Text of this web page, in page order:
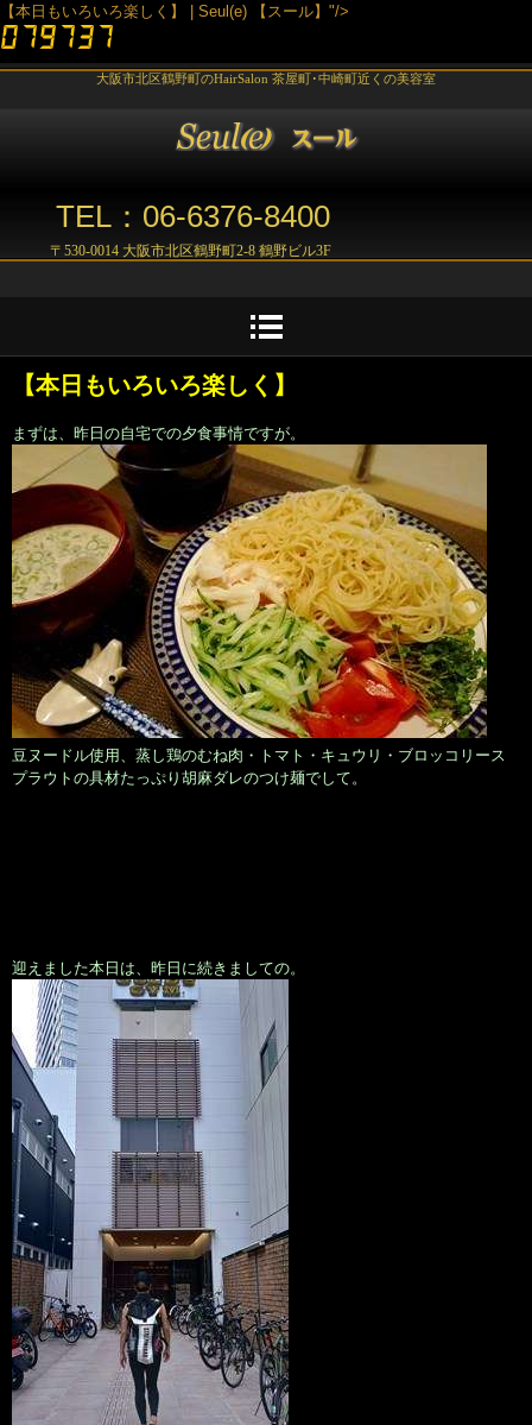
【本日もいろいろ楽しく】 | Seul(e) 【スール】"/>
大阪市北区鶴野町のHairSalon 茶屋町･中崎町近くの美容室
TEL：06-6376-8400
〒530-0014 大阪市北区鶴野町2-8 鶴野ビル3F
【本日もいろいろ楽しく】
まずは、昨日の自宅での夕食事情ですが。
豆ヌードル使用、蒸し鶏のむね肉・トマト・キュウリ・ブロッコリース
プラウトの具材たっぷり胡麻ダレのつけ麺でして。
迎えました本日は、昨日に続きましての。